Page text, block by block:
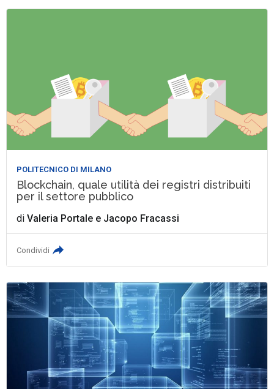
POLITECNICO DI MILANO
Blockchain, quale utilità dei registri distribuiti
per il settore pubblico
diValeria Portale e Jacopo Fracassi
Condividi